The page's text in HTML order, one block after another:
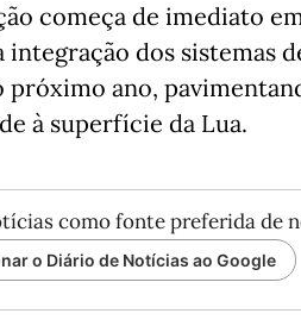
começa de imediato
dos sistemas
próximo ano,
à superfície da Lua.
como fonte preferida de
o Diário de Notícias ao Google